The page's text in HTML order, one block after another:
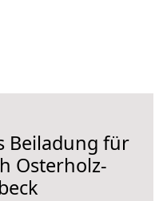
Beiladung für
Osterholz-